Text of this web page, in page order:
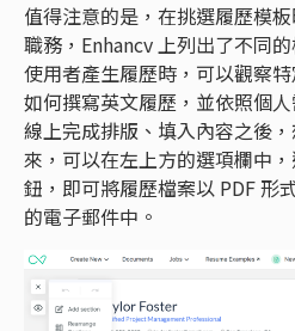
值得注意的是，在挑選履歷模
職務，Enhancv 上列出了不同
使用者產生履歷時，可以觀察
如何撰寫英文履歷，並依照個
線上完成排版、填入內容之後
來，可以在左上方的選項欄中
鈕，即可將履歷檔案以 PDF 形
的電子郵件中。